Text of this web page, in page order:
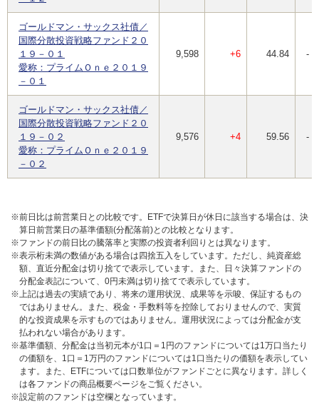
ゴールドマン・サックス社債／
国際分散投資戦略ファンド２０
１９－０１
愛称：プライムＯｎｅ２０１９
－０１
9,598 +6 44.84 -
ゴールドマン・サックス社債／
国際分散投資戦略ファンド２０
１９－０２
愛称：プライムＯｎｅ２０１９
－０２
9,576 +4 59.56 -
※前日比は前営業日との比較です。ETFで決算日が休日に該当する場合は、決
算日前営業日の基準価額(分配落前)との比較となります。
※ファンドの前日比の騰落率と実際の投資者利回りとは異なります。
※表示桁未満の数値がある場合は四捨五入をしています。ただし、純資産総
額、直近分配金は切り捨てで表示しています。また、日々決算ファンドの
分配金表記について、0円未満は切り捨てで表示しています。
※上記は過去の実績であり、将来の運用状況、成果等を示唆、保証するもの
ではありません。また、税金・手数料等を控除しておりませんので、実質
的な投資成果を示すものではありません。運用状況によっては分配金が支
払われない場合があります。
※基準価額、分配金は当初元本が1口＝1円のファンドについては1万口当たり
の価額を、1口＝1万円のファンドについては1口当たりの価額を表示してい
ます。また、ETFについては口数単位がファンドごとに異なります。詳しく
は各ファンドの商品概要ページをご覧ください。
※設定前のファンドは空欄となっています。